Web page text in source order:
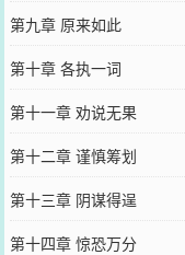
第九章 原来如此
第十章 各执一词
第十一章 劝说无果
第十二章 谨慎筹划
第十三章 阴谋得逞
第十四章 惊恐万分